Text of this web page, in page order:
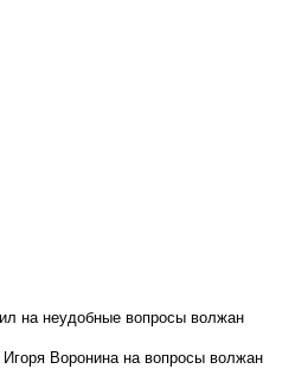
на неудобные вопросы волжан
Воронина на вопросы волжан